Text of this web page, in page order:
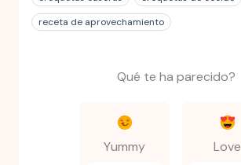
receta de aprovechamiento
Qué te ha parecido?
Yummy
Love